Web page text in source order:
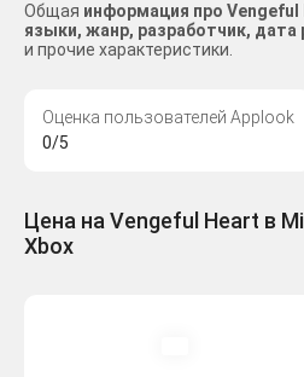
Общая информация про
языки, жанр, разработчик,
и прочие характеристики.
Оценка пользователей Applook
0/5
Цена на Vengeful Heart в
Xbox